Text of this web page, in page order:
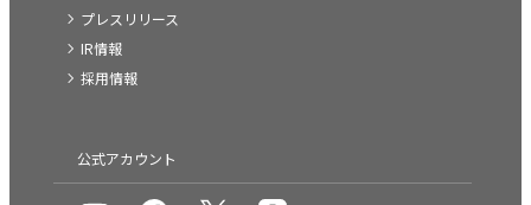
プレスリリース
IR情報
採用情報
公式アカウント